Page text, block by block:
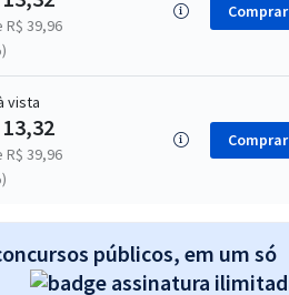
39,96
Comprar
vista
13,32
39,96
Comprar
públicos, em um só